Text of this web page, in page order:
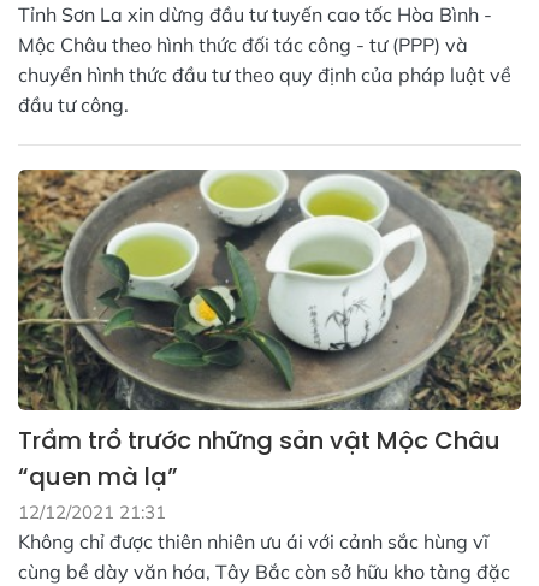
Tỉnh Sơn La xin dừng đầu tư tuyến cao tốc Hòa Bình -
Mộc Châu theo hình thức đối tác công - tư (PPP) và
chuyển hình thức đầu tư theo quy định của pháp luật về
đầu tư công.
Trầm trồ trước những sản vật Mộc Châu
“quen mà lạ”
12/12/2021 21:31
Không chỉ được thiên nhiên ưu ái với cảnh sắc hùng vĩ
cùng bề dày văn hóa, Tây Bắc còn sở hữu kho tàng đặc